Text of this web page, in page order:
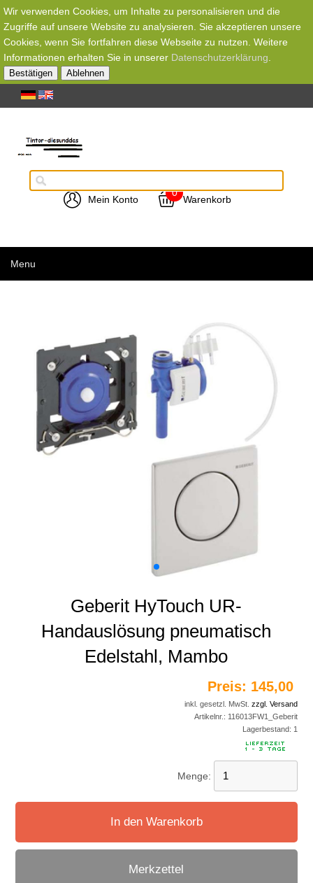
Wir verwenden Cookies, um Inhalte zu personalisieren und die
Zugriffe auf unsere Website zu analysieren. Sie akzeptieren unsere
Cookies, wenn Sie fortfahren diese Webseite zu nutzen. Weitere
Informationen erhalten Sie in unserer Datenschutzerklärung
Bestätigen Ablehnen
Mein Konto
0
Warenkorb
Menu
Geberit HyTouch UR-
Handauslösung pneumatisch
Edelstahl, Mambo
Preis: 145,00 
inkl. gesetzl. MwSt. zzgl. Versand
Artikelnr.: 116013FW1_Geberit
Lagerbestand: 1
Menge:
In den Warenkorb
Merkzettel